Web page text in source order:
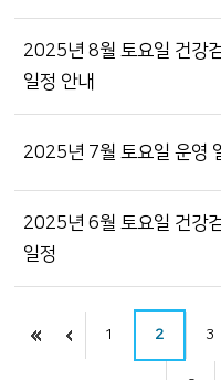
2025년 8월 토요일 건강
일정 안내
2025년 7월 토요일 운영
2025년 6월 토요일 건강
일정
1 2 3